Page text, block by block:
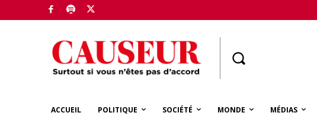
ACCUEIL POLITIQUE SOCIÉTÉ MONDE MÉDIAS